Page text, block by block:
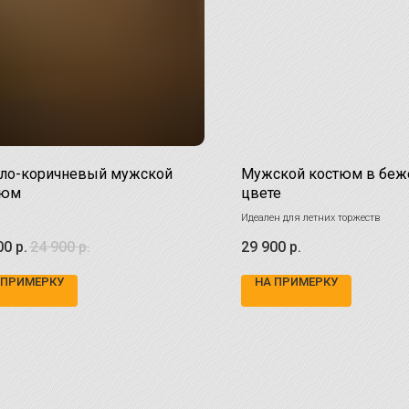
коричневый мужской
р. 24 900 р.
Мужской костюм в
цвете
Идеален для летних торжеств
29 900 р.
НА ПРИМЕРКУ